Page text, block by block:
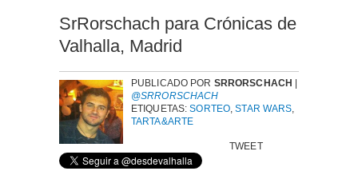
SrRorschach para Crónicas de
Valhalla, Madrid
PUBLICADO POR SRRORSCHACH |
@SRRORSCHACH
ETIQUETAS:SORTEO ,STAR WARS
TARTA&ARTE
TWEET